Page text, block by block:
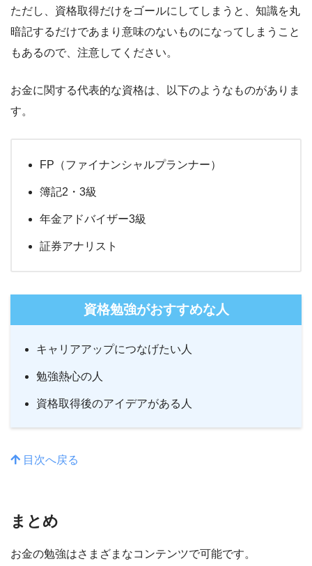
ただし、資格取得だけをゴールにしてしまうと、知識を丸
暗記するだけであまり意味のないものになってしまうこと
もあるので、注意してください。
お金に関する代表的な資格は、以下のようなものがありま
す。
FP（ファイナンシャルプランナー）
簿記2・3級
年金アドバイザー3級
証券アナリスト
資格勉強がおすすめな人
キャリアアップにつなげたい人
勉強熱心の人
資格取得後のアイデアがある人
目次へ戻る
まとめ
お金の勉強はさまざまなコンテンツで可能です。